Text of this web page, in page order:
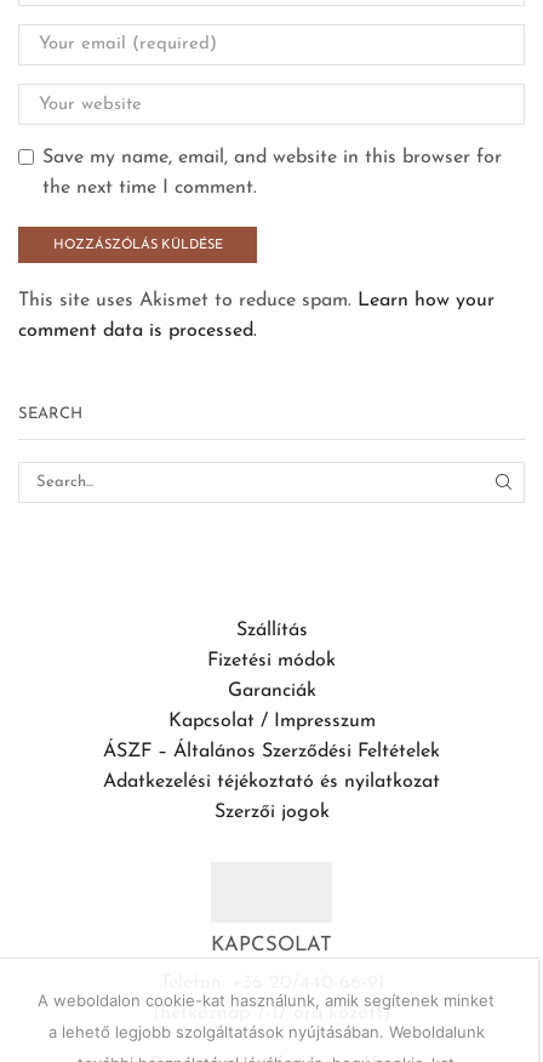
Save my name, email, and website in this browser for
the next time I comment.
This site uses Akismet to reduce spam. Learn how your
comment data is processed.
SEARCH
Szállítás
Fizetési módok
Garanciák
Kapcsolat / Impresszum
ÁSZF – Általános Szerződési Feltételek
Adatkezelési téjékoztató és nyilatkozat
Szerzői jogok
KAPCSOLAT
(hétköznap 7-17 óra között)
A weboldalon cookie-kat használunk, amik segítenek minket
a lehető legjobb szolgáltatások nyújtásában. Weboldalunk